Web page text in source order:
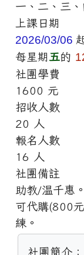
一、二、三、
上課日期
2026/03/06
每星期 五的
社團學費
1600 元
招收人數
20 人
報名人數
16 人
社團備註
助教/温千惠
可代購(800
練。
社團簡介：